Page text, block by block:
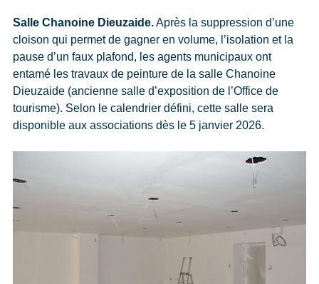
Salle Chanoine Dieuzaide.Après la suppression d’une
cloison qui permet de gagner en volume, l’isolation et la
pause d’un faux plafond, les agents municipaux ont
entamé les travaux de peinture de la salle Chanoine
Dieuzaide (ancienne salle d’exposition de l’Office de
tourisme). Selon le calendrier défini, cette salle sera
disponible aux associations dès le 5 janvier 2026.